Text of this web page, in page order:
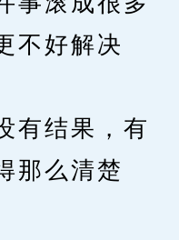
不好解决
结果，有
那么清楚